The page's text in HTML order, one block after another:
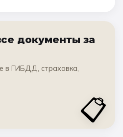
документы за
в ГИБДД, страховка,
📋